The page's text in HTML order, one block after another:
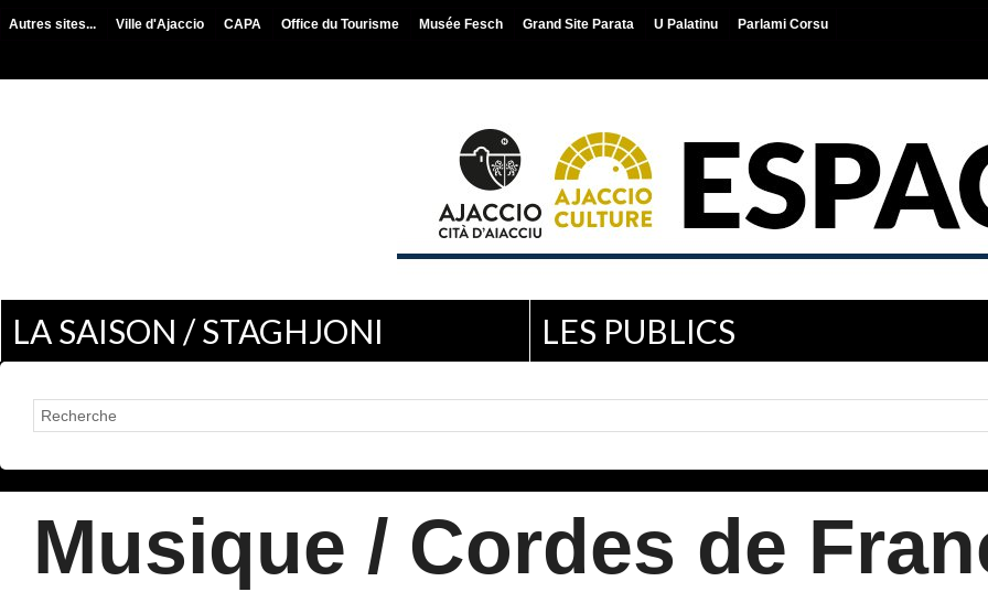
Autres sites... Ville d'Ajaccio CAPA Office du Tourisme Musée Fesch Grand Site Parata U Palatinu Parlami Corsu
LA SAISON / STAGHJONI LES PUBLICS
Musique / Cordes de